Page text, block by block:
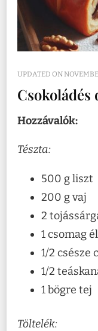
UPDATED ON
Hozzávalók:
Tészta:
500 g liszt
200 g vaj
2
1 csomag
1/2 csésze
1/2
1 bögre tej
Töltelék: